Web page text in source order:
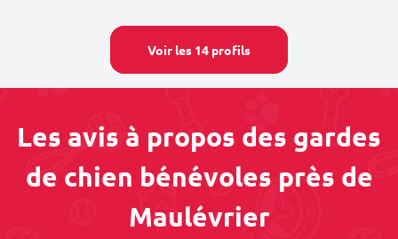
Voir les 14 profils
Les avis à propos des gardes
de chien bénévoles près de
Maulévrier